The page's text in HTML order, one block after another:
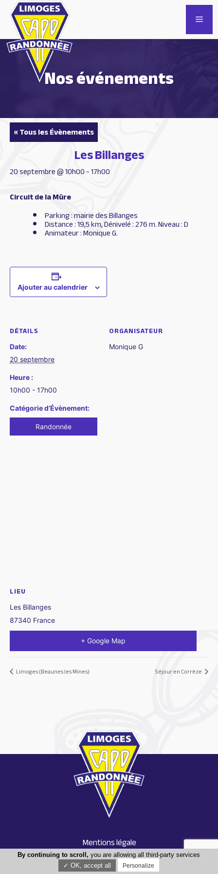
Aller
contenu
Nos événements
« Tous les Évènements
Les Billanges
20 septembre @ 10h00-17h00
Circuit de la Mûre
Parking : mairie des Billanges
Distance : 19,5 km, Dénivelé : 276 m. Niveau : D
Animateur : Monique G.
Ajouter au calendrier
DÉTAILS
Date:
20 septembre
Heure :
10h00 - 17h00
Catégorie d’Évènement:
Randonnée
ORGANISATEUR
Monique G
LIEU
Les Billanges
87340 France
+ Google Map
Limoges (Beaunes les Mines) Séjour en Corrèze
Mentions légale
Conception : Tabula rasa
By continuing to scroll, you are allowing all third-party services
✓ OK, accept all
Personalize